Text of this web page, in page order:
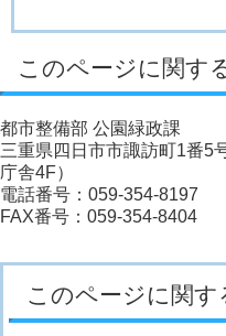
このページに関す
都市整備部 公園緑政課
三重県四日市市諏訪町1番5
庁舎4F）
電話番号：059-354-8197
FAX番号：059-354-8404
このページに関す